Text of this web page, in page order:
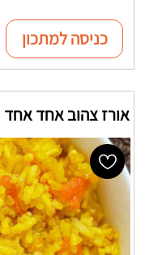
כניסה למתכון
אורז צהוב אחד אחד